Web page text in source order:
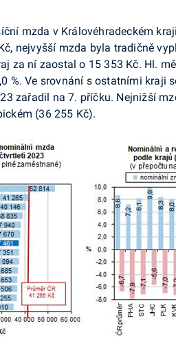
mzda v Královéhradeckém
nejvyšší mzda byla tradičně
za ní zaostal o 15 353 Kč. Hl.
%. Ve srovnání s ostatními kraji
zařadil na 7. příčku. Nejnižší
(36 255 Kč).